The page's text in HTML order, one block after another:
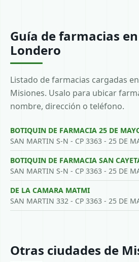
Guía de farmacias
Londero
Listado de farmacias cargadas
Misiones. Usalo para ubicar
nombre, dirección o teléfono.
BOTIQUIN DE FARMACIA 25 DE
SAN MARTIN S-N - CP 3363 - 25 DE
BOTIQUIN DE FARMACIA SAN
SAN MARTIN S-N - CP 3363 - 25 DE
DE LA CAMARA MATMI
SAN MARTIN 332 - CP 3363 - 25 DE
Otras ciudades de